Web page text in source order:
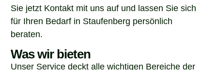
Sie jetzt Kontakt mit uns auf und lassen Sie sich
für Ihren Bedarf in Staufenberg persönlich
beraten.
Was wir bieten
Unser Service deckt alle wichtigen Bereiche der